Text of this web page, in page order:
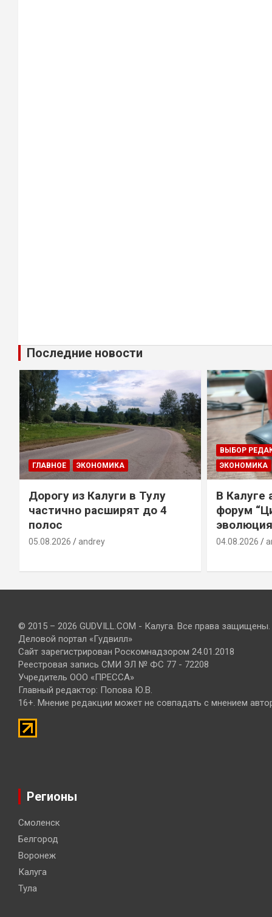
Последние новости
ГЛАВНОЕ ЭКОНОМИКА
Дорогу из Калуги в Тулу
частично расширят до 4
полос
05.08.2026 andrey
ВЫБОР
ЭКОНОМИКА
В Калуге
форум
04.08.2026
© 2015 – 2026 GUDVILL.COM - Калуга. Все права защищены.
Деловой портал «Гудвилл»
Сайт зарегистрирован Роскомнадзором 24.01.2018
Реестровая запись СМИ ЭЛ № ФС 77 - 72208
Учредитель ООО «ПРЕССА»
Главный редактор: Попова Ю.В.
16+. Мнение редакции может не совпадать с мнением
Регионы
Смоленск
Белгород
Воронеж
Калуга
Тула